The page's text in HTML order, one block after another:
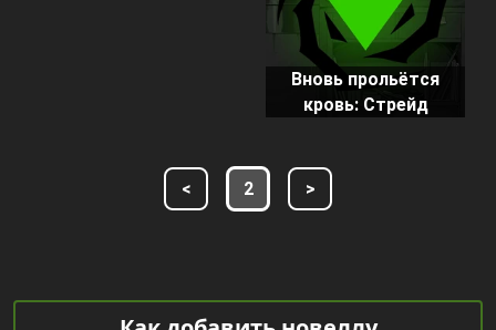
Вновь прольётся
кровь: Стрейд
< 2 >